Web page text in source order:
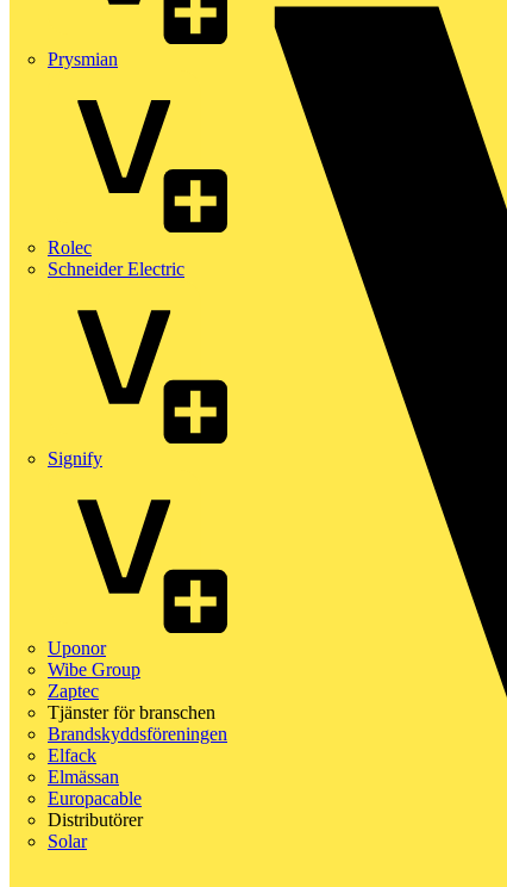
Prysmian
Rolec
Schneider Electric
Signify
Uponor
Wibe Group
Zaptec
Tjänster för branschen
Brandskyddsföreningen
Elfack
Elmässan
Europacable
Distributörer
Solar